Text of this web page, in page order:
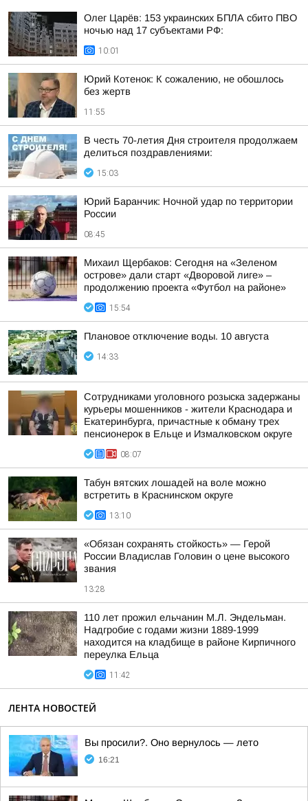
Олег Царёв: 153 украинских БПЛА сбито ПВО
ночью над 17 субъектами РФ:
10:01
Юрий Котенок: К сожалению, не обошлось
без жертв
11:55
В честь 70-летия Дня строителя продолжаем
делиться поздравлениями:
15:03
Юрий Баранчик: Ночной удар по территории
России
08:45
Михаил Щербаков: Сегодня на «Зеленом
острове» дали старт «Дворовой лиге» –
продолжению проекта «Футбол на районе»
15:54
Плановое отключение воды. 10 августа
14:33
Сотрудниками уголовного розыска задержаны
курьеры мошенников - жители Краснодара и
Екатеринбурга, причастные к обману трех
пенсионерок в Ельце и Измалковском округе
08:07
Табун вятских лошадей на воле можно
встретить в Краснинском округе
13:10
«Обязан сохранять стойкость» — Герой
России Владислав Головин о цене высокого
звания
13:28
110 лет прожил ельчанин М.Л. Эндельман.
Надгробие с годами жизни 1889-1999
находится на кладбище в районе Кирпичного
переулка Ельца
11:42
ЛЕНТА НОВОСТЕЙ
Вы просили?. Оно вернулось — лето
16:21